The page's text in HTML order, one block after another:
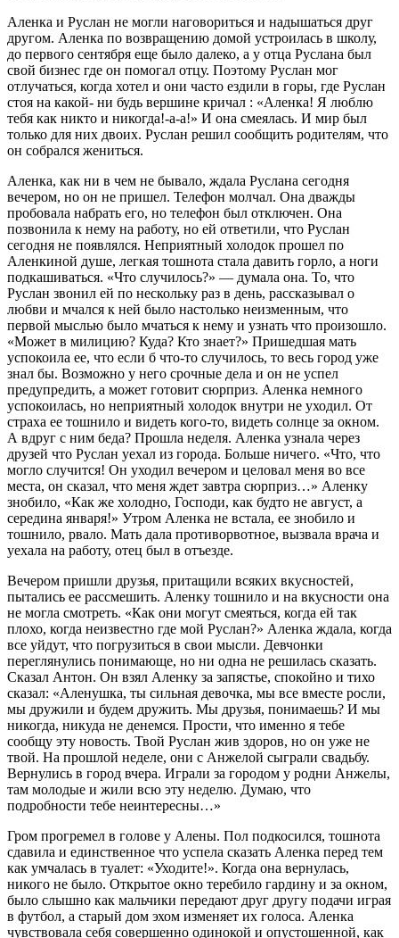
Аленка и Руслан не могли наговориться и надышаться друг
другом. Аленка по возвращению домой устроилась в школу,
до первого сентября еще было далеко, а у отца Руслана был
свой бизнес где он помогал отцу. Поэтому Руслан мог
отлучаться, когда хотел и они часто ездили в горы, где Руслан
стоя на какой- ни будь вершине кричал : «Аленка! Я люблю
тебя как никто и никогда!-а-а!» И она смеялась. И мир был
только для них двоих. Руслан решил сообщить родителям, что
он собрался жениться.
Аленка, как ни в чем не бывало, ждала Руслана сегодня
вечером, но он не пришел. Телефон молчал. Она дважды
пробовала набрать его, но телефон был отключен. Она
позвонила к нему на работу, но ей ответили, что Руслан
сегодня не появлялся. Неприятный холодок прошел по
Аленкиной душе, легкая тошнота стала давить горло, а ноги
подкашиваться. «Что случилось?» — думала она. То, что
Руслан звонил ей по нескольку раз в день, рассказывал о
любви и мчался к ней было настолько неизменным, что
первой мыслью было мчаться к нему и узнать что произошло.
«Может в милицию? Куда? Кто знает?» Пришедшая мать
успокоила ее, что если б что-то случилось, то весь город уже
знал бы. Возможно у него срочные дела и он не успел
предупредить, а может готовит сюрприз. Аленка немного
успокоилась, но неприятный холодок внутри не уходил. От
страха ее тошнило и видеть кого-то, видеть солнце за окном.
А вдруг с ним беда? Прошла неделя. Аленка узнала через
друзей что Руслан уехал из города. Больше ничего. «Что, что
могло случится! Он уходил вечером и целовал меня во все
места, он сказал, что меня ждет завтра сюрприз…» Аленку
знобило, «Как же холодно, Господи, как будто не август, а
середина января!» Утром Аленка не встала, ее знобило и
тошнило, рвало. Мать дала противорвотное, вызвала врача и
уехала на работу, отец был в отъезде.
Вечером пришли друзья, притащили всяких вкусностей,
пытались ее рассмешить. Аленку тошнило и на вкусности она
не могла смотреть. «Как они могут смеяться, когда ей так
плохо, когда неизвестно где мой Руслан?» Аленка ждала, когда
все уйдут, что погрузиться в свои мысли. Девчонки
переглянулись понимающе, но ни одна не решилась сказать.
Сказал Антон. Он взял Аленку за запястье, спокойно и тихо
сказал: «Аленушка, ты сильная девочка, мы все вместе росли,
мы дружили и будем дружить. Мы друзья, понимаешь? И мы
никогда, никуда не денемся. Прости, что именно я тебе
сообщу эту новость. Твой Руслан жив здоров, но он уже не
твой. На прошлой неделе, они с Анжелой сыграли свадьбу.
Вернулись в город вчера. Играли за городом у родни Анжелы,
там молодые и жили всю эту неделю. Думаю, что
подробности тебе неинтересны…»
Гром прогремел в голове у Алены. Пол подкосился, тошнота
сдавила и единственное что успела сказать Аленка перед тем
как умчалась в туалет: «Уходите!». Когда она вернулась,
никого не было. Открытое окно теребило гардину и за окном,
было слышно как мальчики передают друг другу подачи играя
в футбол, а старый дом эхом изменяет их голоса. Аленка
чувствовала себя совершенно одинокой и опустошенной, как